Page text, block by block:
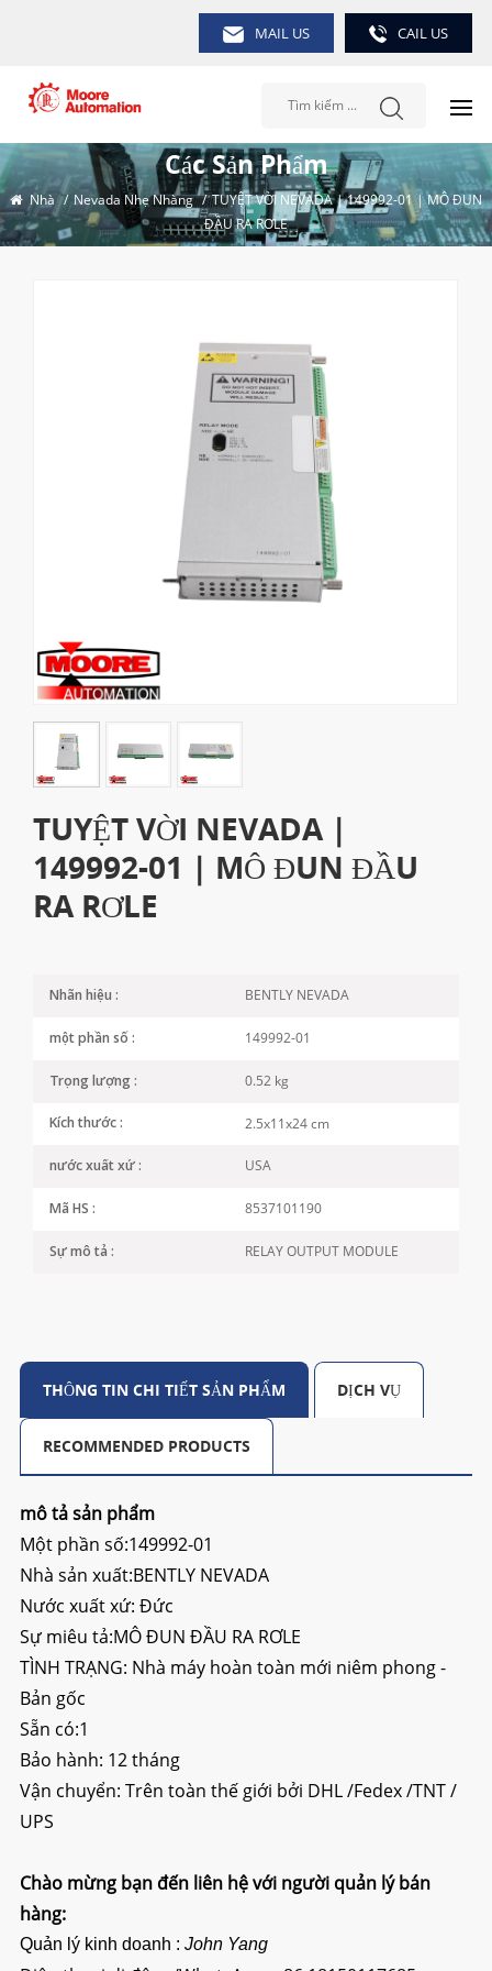
MAIL US CAIL US
Các Sản Phẩm
Nhà / Nevada Nhẹ Nhàng / TUYỆT VỜI NEVADA | 149992-01 | MÔ ĐUN
ĐẦU RA RƠLE
TUYỆT VỜI NEVADA |
149992-01 | MÔ ĐUN ĐẦU
RA RƠLE
Nhãn hiệu : BENTLY NEVADA
một phần số : 149992-01
Trọng lượng : 0.52 kg
Kích thước : 2.5x11x24 cm
nước xuất xứ : USA
Mã HS : 8537101190
Sự mô tả : RELAY OUTPUT MODULE
THÔNG TIN CHI TIẾT SẢN PHẨM DỊCH VỤ
RECOMMENDED PRODUCTS
mô tả sản phẩm
Một phần số:149992-01
Nhà sản xuất:BENTLY NEVADA
Nước xuất xứ: Đức
Sự miêu tả:MÔ ĐUN ĐẦU RA RƠLE
TÌNH TRẠNG: Nhà máy hoàn toàn mới niêm phong -
Bản gốc
Sẵn có:1
Bảo hành: 12 tháng
Vận chuyển: Trên toàn thế giới bởi DHL /Fedex /TNT /
UPS
Chào mừng bạn đến liên hệ với người quản lý bán
hàng:
Quản lý kinh doanh : John Yang